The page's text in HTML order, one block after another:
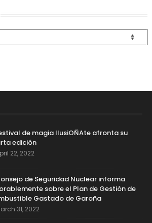
de magia IlusiOÑAte afronta su
edición
22, 2022
de Seguridad Nuclear informa
sobre el Plan de Gestión de
Gastado de Garoña
31, 2022